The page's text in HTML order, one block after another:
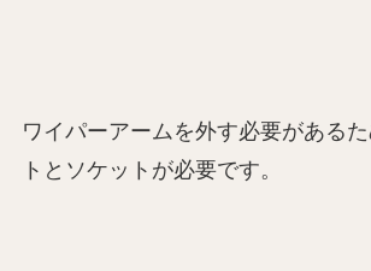
ワイパーアームを外す必要がある
トとソケットが必要です。